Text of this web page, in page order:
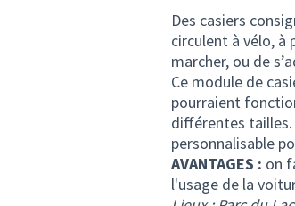
Des casiers
circulent à vélo, à
marcher, ou de
Ce module de
pourraient
différentes
personnalisable
AVANTAGES : on
l'usage de la